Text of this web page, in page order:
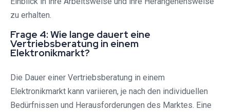
zu erhalten.
Frage 4: Wie lange dauert eine
Vertriebsberatung in einem
Elektronikmarkt?
Die Dauer einer Vertriebsberatung in einem
Elektronikmarkt kann variieren, je nach den individuellen
Bedürfnissen und Herausforderungen des Marktes. Eine